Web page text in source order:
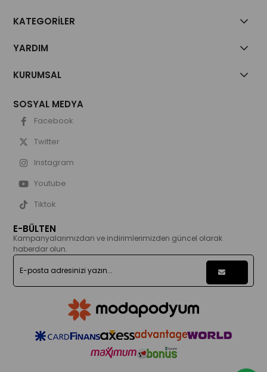
KATEGORİLER
YARDIM
KURUMSAL
SOSYAL MEDYA
Facebook
Twitter
Instagram
Youtube
Tiktok
E-BÜLTEN
Kampanyalarımızdan ve indirimlerimizden güncel olarak
haberdar olun.